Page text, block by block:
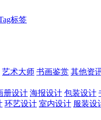
标签
艺术大师 书画鉴赏 其他资
册设计 海报设计 包装设计
环艺设计 室内设计 服装设